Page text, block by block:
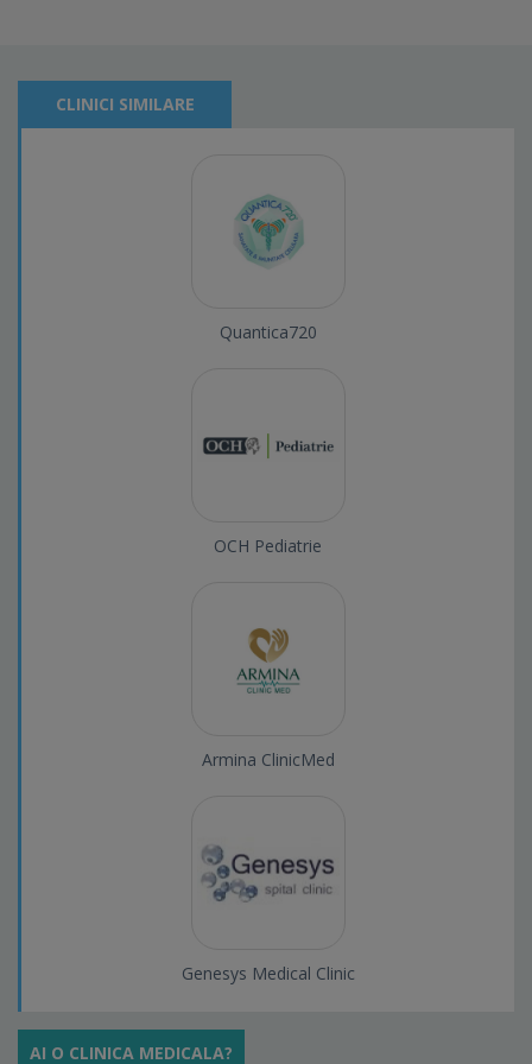
CLINICI SIMILARE
Quantica720
OCH Pediatrie
Armina ClinicMed
Genesys Medical Clinic
AI O CLINICA MEDICALA?